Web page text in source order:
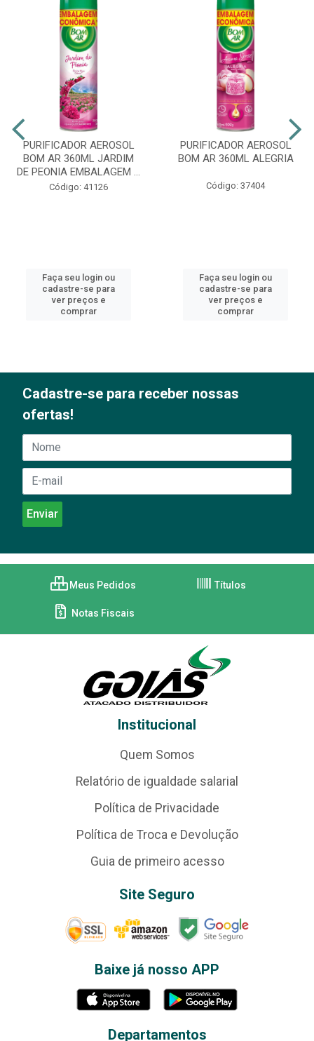
PURIFICADOR AEROSOL
BOM AR 360ML JARDIM
DE PEONIA EMBALAGEM ...
Código: 41126
Faça seu login ou
cadastre-se para
ver preços e
comprar
PURIFICADOR AEROSOL
BOM AR 360ML ALEGRIA
Código: 37404
Faça seu login ou
cadastre-se para
ver preços e
comprar
Cadastre-se para receber nossas
ofertas!
Meus Pedidos Títulos
Notas Fiscais
Institucional
Quem Somos
Relatório de igualdade salarial
Política de Privacidade
Política de Troca e Devolução
Guia de primeiro acesso
Site Seguro
Baixe já nosso APP
Departamentos